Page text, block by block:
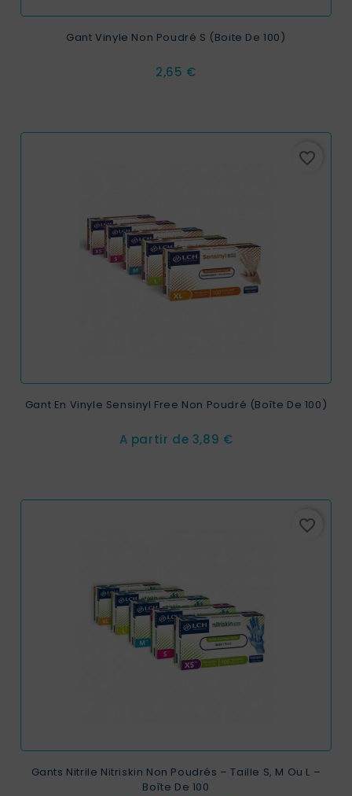
Gant Vinyle Non Poudré S (boite De 100)
Prix
2,65 €
favorite_border
Gant En Vinyle Sensinyl Free Non Poudré (Boîte De 100)
A partir de Prix
3,89 €
favorite_border
Gants Nitrile Nitriskin Non Poudrés – Taille S, M Ou L –
Boîte De 100